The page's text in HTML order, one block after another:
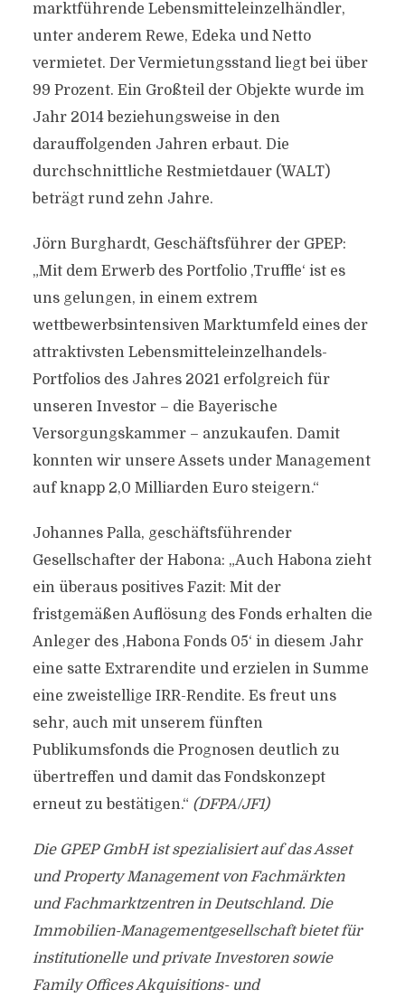
marktführende Lebensmitteleinzelhändler,
unter anderem Rewe, Edeka und Netto
vermietet. Der Vermietungsstand liegt bei über
99 Prozent. Ein Großteil der Objekte wurde im
Jahr 2014 beziehungsweise in den
darauffolgenden Jahren erbaut. Die
durchschnittliche Restmietdauer (WALT)
beträgt rund zehn Jahre.
Jörn Burghardt, Geschäftsführer der GPEP:
„Mit dem Erwerb des Portfolio ,Truffle‘ ist es
uns gelungen, in einem extrem
wettbewerbsintensiven Marktumfeld eines der
attraktivsten Lebensmitteleinzelhandels-
Portfolios des Jahres 2021 erfolgreich für
unseren Investor – die Bayerische
Versorgungskammer – anzukaufen. Damit
konnten wir unsere Assets under Management
auf knapp 2,0 Milliarden Euro steigern.“
Johannes Palla, geschäftsführender
Gesellschafter der Habona: „Auch Habona zieht
ein überaus positives Fazit: Mit der
fristgemäßen Auflösung des Fonds erhalten die
Anleger des ,Habona Fonds 05‘ in diesem Jahr
eine satte Extrarendite und erzielen in Summe
eine zweistellige IRR-Rendite. Es freut uns
sehr, auch mit unserem fünften
Publikumsfonds die Prognosen deutlich zu
übertreffen und damit das Fondskonzept
erneut zu bestätigen.“ (DFPA/JF1)
Die GPEP GmbH ist spezialisiert auf das Asset
und Property Management von Fachmärkten
und Fachmarktzentren in Deutschland. Die
Immobilien-Managementgesellschaft bietet für
institutionelle und private Investoren sowie
Family Offices Akquisitions- und